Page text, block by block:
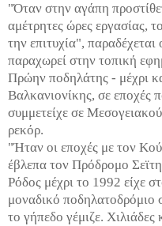
"Όταν στην αγάπη
αμέτρητες ώρες εργασίας,
την επιτυχία",
παραχωρεί στην τοπική
Πρώην ποδηλάτης - μέχρι
Βαλκανιονίκης, σε εποχές
συμμετείχε σε
ρεκόρ.
"Ήταν οι εποχές με τον
έβλεπα τον Πρόδρομο
Ρόδος μέχρι το 1992 είχε
μοναδικό ποδηλατοδρόμιο
το γήπεδο γέμιζε.